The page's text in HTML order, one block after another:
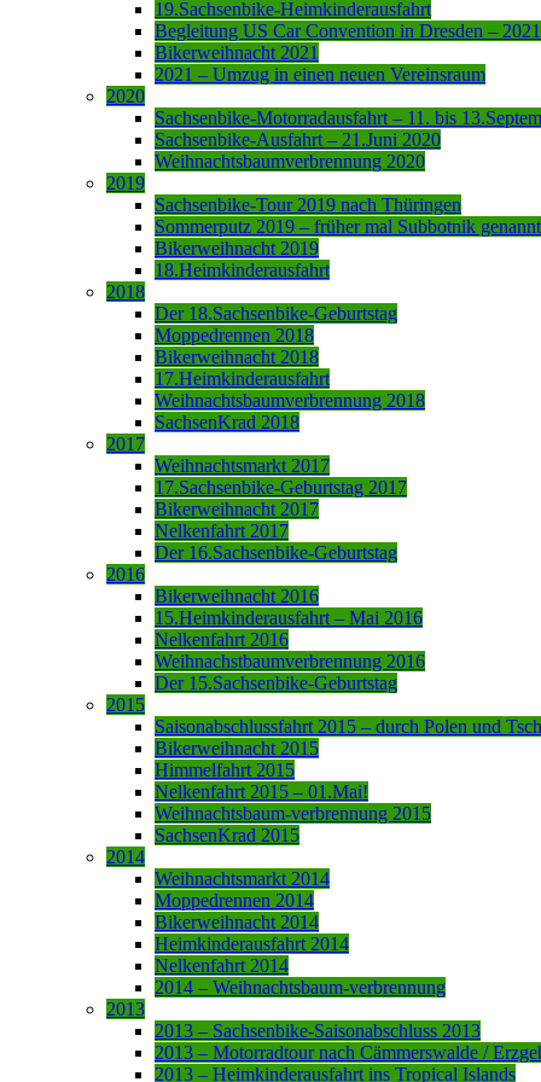
19.Sachsenbike-Heimkinderausfahrt
Begleitung US Car Convention in Dresden – 2021
Bikerweihnacht 2021
2021 – Umzug in einen neuen Vereinsraum
2020
Sachsenbike-Motorradausfahrt – 11. bis
Sachsenbike-Ausfahrt – 21.Juni 2020
Weihnachtsbaumverbrennung 2020
2019
Sachsenbike-Tour 2019 nach Thüringen
Sommerputz 2019 – früher mal Subbotnik genannt
Bikerweihnacht 2019
18.Heimkinderausfahrt
2018
Der 18.Sachsenbike-Geburtstag
Moppedrennen 2018
Bikerweihnacht 2018
17.Heimkinderausfahrt
Weihnachtsbaumverbrennung 2018
SachsenKrad 2018
2017
Weihnachtsmarkt 2017
17.Sachsenbike-Geburtstag 2017
Bikerweihnacht 2017
Nelkenfahrt 2017
Der 16.Sachsenbike-Geburtstag
2016
Bikerweihnacht 2016
15.Heimkinderausfahrt – Mai 2016
Nelkenfahrt 2016
Weihnachstbaumverbrennung 2016
Der 15.Sachsenbike-Geburtstag
2015
Saisonabschlussfahrt 2015 – durch Polen und
Bikerweihnacht 2015
Himmelfahrt 2015
Nelkenfahrt 2015 – 01.Mai!
Weihnachtsbaum-verbrennung 2015
SachsenKrad 2015
2014
Weihnachtsmarkt 2014
Moppedrennen 2014
Bikerweihnacht 2014
Heimkinderausfahrt 2014
Nelkenfahrt 2014
2014 – Weihnachtsbaum-verbrennung
2013
2013 – Sachsenbike-Saisonabschluss 2013
2013 – Motorradtour nach Cämmerswalde /
2013 – Heimkinderausfahrt ins Tropical Islands